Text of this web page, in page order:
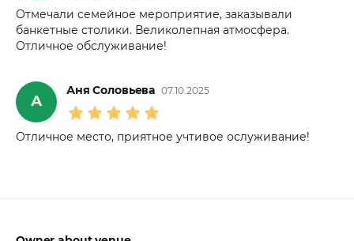
Отмечали семейное мероприятие, заказывали
банкетные столики. Великолепная атмосфера.
Отличное обслуживание!
А
Аня Соловьева 07.10.2025
Отличное место, приятное учтивое ослуживание!